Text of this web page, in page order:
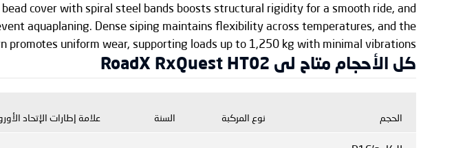
cover with spiral steel bands boosts structural rigidity for a smooth ride, and
aquaplaning. Dense siping maintains flexibility across temperatures, and the
promotes uniform wear, supporting loads up to 1,250 kg with minimal vibrations.
كل الأحجام متاح لى RoadX RxQuest HT02
الحجم نوع المركبة السنة علامة إطارات الإتحاد